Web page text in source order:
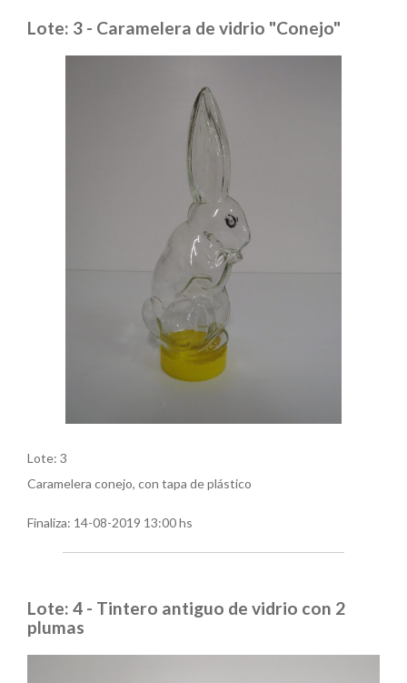
Lote: 3 - Caramelera de vidrio "Conejo"
Lote: 3
Caramelera conejo, con tapa de plástico
Finaliza: 14-08-2019 13:00 hs
Lote: 4 - Tintero antiguo de vidrio con 2
plumas